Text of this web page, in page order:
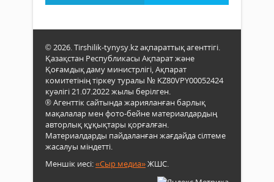
© 2026. Tirshilik-tynysy.kz ақпараттық агенттігі.
Қазақстан Республикасы Ақпарат және
Қоғамдық даму министрлігі, Ақпарат
комитетінің тіркеу туралы № KZ80VPY00052424
куәлігі 21.07.2022 жылы берілген.
® Агенттік сайтында жарияланған барлық
мақалалар мен фото-бейне материалдардың
авторлық құқықтары қорғалған.
Материалдарды пайдаланған жағдайда сілтеме
жасалуы міндетті.
Меншік иесі:«Сыр медиа»ЖШС.